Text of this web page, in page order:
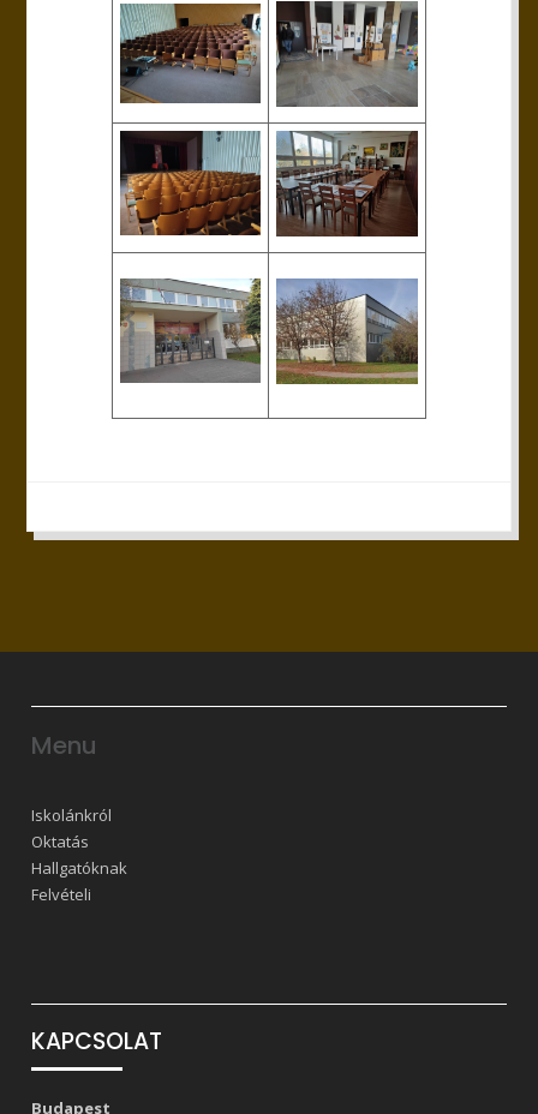
Menu
Iskolánkról
Oktatás
Hallgatóknak
Felvételi
KAPCSOLAT
Budapest